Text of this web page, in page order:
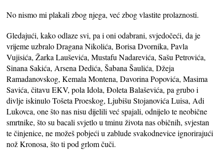
No nismo mi plakali zbog njega, već zbog vlastite prolaznosti.
Gledajući, kako odlaze svi, pa i oni odabrani, svjedočeći, da je
vrijeme uzbralo Dragana Nikolića, Borisa Dvornika, Pavla
Vujisića, Žarka Lauševića, Mustafu Nadarevića, Sašu Petrovića,
Sinana Sakića, Arsena Dedića, Šabana Šaulića, Džeja
Ramadanovskog, Kemala Montena, Davorina Popovića, Masima
Savića, čitavu EKV, pola Idola, Đoleta Balaševića, pa grubo i
divlje iskinulo Tošeta Proeskog, Ljubišu Stojanovića Luisa, Adi
Lukovca, one što nas nisu dijelili već spajali, odnijelo te neobične
smrtnike, što su bacali svjetlo u tminu života nas običnih, svjestan
te činjenice, ne možeš pobjeći u zablude svakodnevice ignorirajući
nož Kronosa, što ti pod grlom čuči.